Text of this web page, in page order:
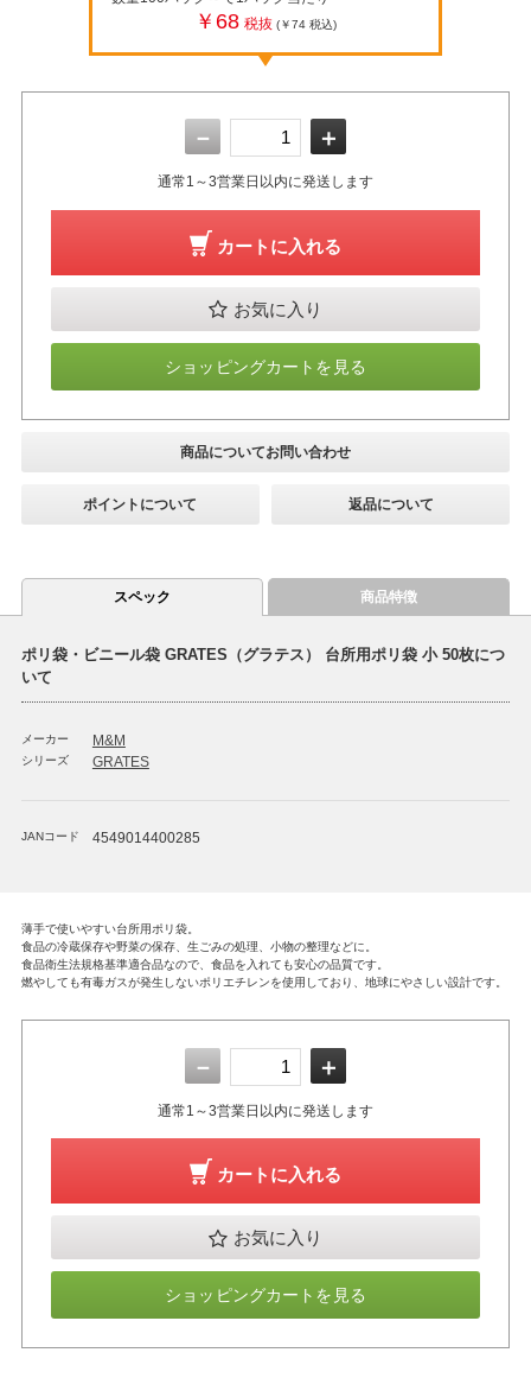
￥68 税抜 (￥74 税込)
－ ＋
通常1～3営業日以内に発送します
カートに入れる
お気に入り
ショッピングカートを見る
商品についてお問い合わせ
ポイントについて 返品について
スペック 商品特徴
ポリ袋・ビニール袋 GRATES（グラテス） 台所用ポリ袋 小 50枚につ
いて
メーカー M&M
シリーズ GRATES
JANコード 4549014400285
薄手で使いやすい台所用ポリ袋。
食品の冷蔵保存や野菜の保存、生ごみの処理、小物の整理などに。
食品衛生法規格基準適合品なので、食品を入れても安心の品質です。
燃やしても有毒ガスが発生しないポリエチレンを使用しており、地球にやさしい設計です。
－ ＋
通常1～3営業日以内に発送します
カートに入れる
お気に入り
ショッピングカートを見る